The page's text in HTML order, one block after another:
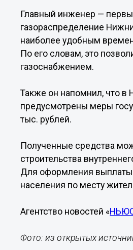
Главный инженер —
газораспределение
наиболее удобным
По его словам, это
газоснабжением.
Также он напомнил, что в
предусмотрены меры
тыс. рублей.
Полученные средства
строительства
Для оформления выплаты
населения по месту
Агентство новостей «
Фото: из открытых